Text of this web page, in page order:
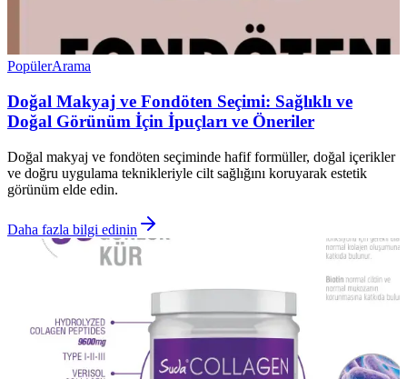
PopülerArama
Doğal Makyaj ve Fondöten Seçimi: Sağlıklı ve
Doğal Görünüm İçin İpuçları ve Öneriler
Doğal makyaj ve fondöten seçiminde hafif formüller, doğal içerikler
ve doğru uygulama teknikleriyle cilt sağlığını koruyarak estetik
görünüm elde edin.
Daha fazla bilgi edinin